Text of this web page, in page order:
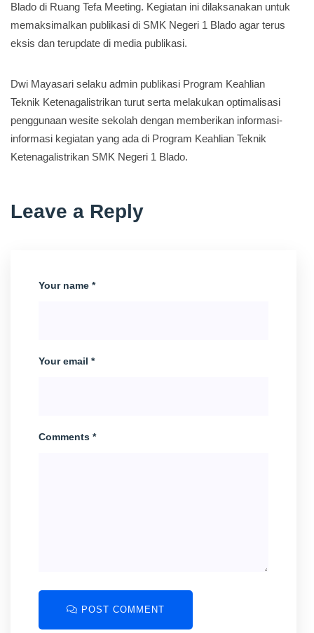
Blado di Ruang Tefa Meeting. Kegiatan ini dilaksanakan untuk
memaksimalkan publikasi di SMK Negeri 1 Blado agar terus
eksis dan terupdate di media publikasi.
Dwi Mayasari selaku admin publikasi Program Keahlian
Teknik Ketenagalistrikan turut serta melakukan optimalisasi
penggunaan wesite sekolah dengan memberikan informasi-
informasi kegiatan yang ada di Program Keahlian Teknik
Ketenagalistrikan SMK Negeri 1 Blado.
Leave a Reply
Your name *
Your email *
Comments *
POST COMMENT